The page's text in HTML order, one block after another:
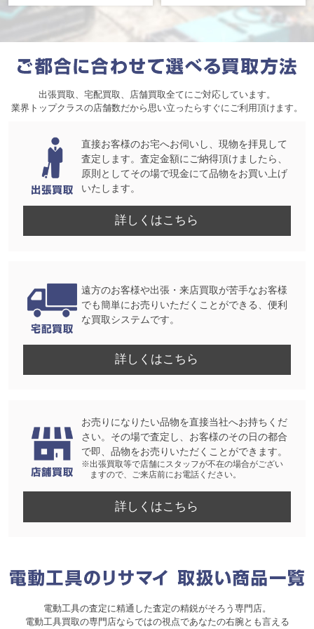
出張買取、宅配買取、店舗買取全てにご対応しています。
業界トップクラスの店舗数だから思い立ったらすぐにご利用頂けます。
直接お客様のお宅へお伺いし、現物を拝見して
査定します。査定金額にご納得頂けましたら、
原則としてその場で現金にて品物をお買い上げ
いたします。
詳しくはこちら
遠方のお客様や出張・来店買取が苦手なお客様
でも簡単にお売りいただくことができる、便利
な買取システムです。
詳しくはこちら
お売りになりたい品物を直接当社へお持ちくだ
さい。その場で査定し、お客様のその日の都合
で即、品物をお売りいただくことができます。
※出張買取等で店舗にスタッフが不在の場合がござい
ますので、ご来店前にお電話ください。
詳しくはこちら
電動工具の査定に精通した査定の精鋭がそろう専門店。
電動工具買取の専門店ならではの視点であなたの右腕とも言える